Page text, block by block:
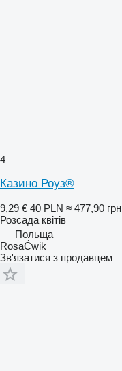
4
Казино Роуз®
9,29 € 40 PLN ≈ 477,90 грн
Розсада квітів
Польща
RosaĆwik
Зв'язатися з продавцем